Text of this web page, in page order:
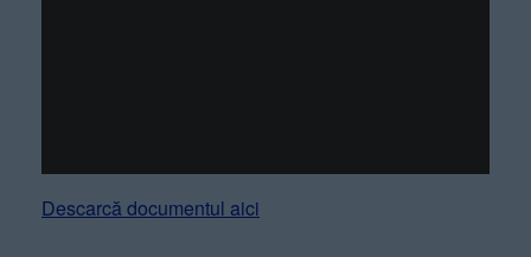
Descarcă documentul aici